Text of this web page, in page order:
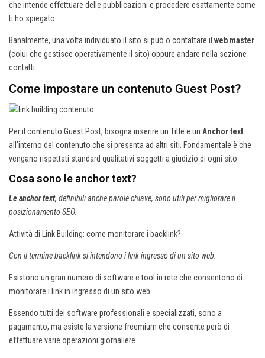
che intende effettuare delle pubblicazioni e procedere esattamente come
ti ho spiegato.
Banalmente, una volta individuato il sito si può o contattare il web master
(colui che gestisce operativamente il sito) oppure andare nella sezione
contatti.
Come impostare un contenuto Guest Post?
Per il contenuto Guest Post, bisogna inserire un Title e un Anchor text
all’interno del contenuto che si presenta ad altri siti. Fondamentale è che
vengano rispettati standard qualitativi soggetti a giudizio di ogni sito
Cosa sono le anchor text?
Le anchor text, definibili anche parole chiave, sono utili per migliorare il
posizionamento SEO.
Attività di Link Building: come monitorare i backlink?
Con il termine backlink si intendono i link ingresso di un sito web.
Esistono un gran numero di software e tool in rete che consentono di
monitorare i link in ingresso di un sito web.
Essendo tutti dei software professionali e specializzati, sono a
pagamento, ma esiste la versione freemium che consente però di
effettuare varie operazioni giornaliere.